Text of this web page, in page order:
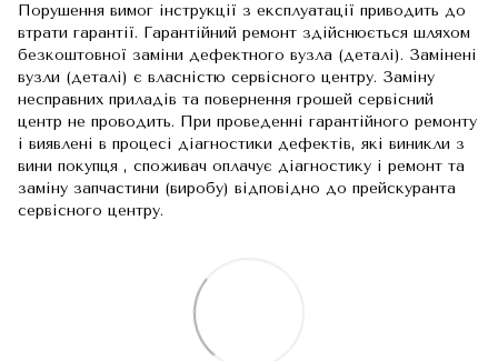
Порушення вимог інструкції з експлуатації приводить до
втрати гарантії. Гарантійний ремонт здійснюється шляхом
безкоштовної заміни дефектного вузла (деталі). Замінені
вузли (деталі) є власністю сервісного центру. Заміну
несправних приладів та повернення грошей сервісний
центр не проводить. При проведенні гарантійного ремонту
і виявлені в процесі діагностики дефектів, які виникли з
вини покупця , споживач оплачує діагностику і ремонт та
заміну запчастини (виробу) відповідно до прейскуранта
сервісного центру.